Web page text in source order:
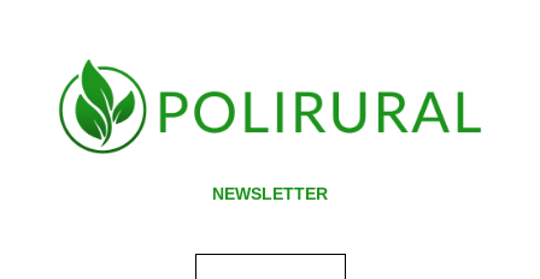
NEWSLETTER